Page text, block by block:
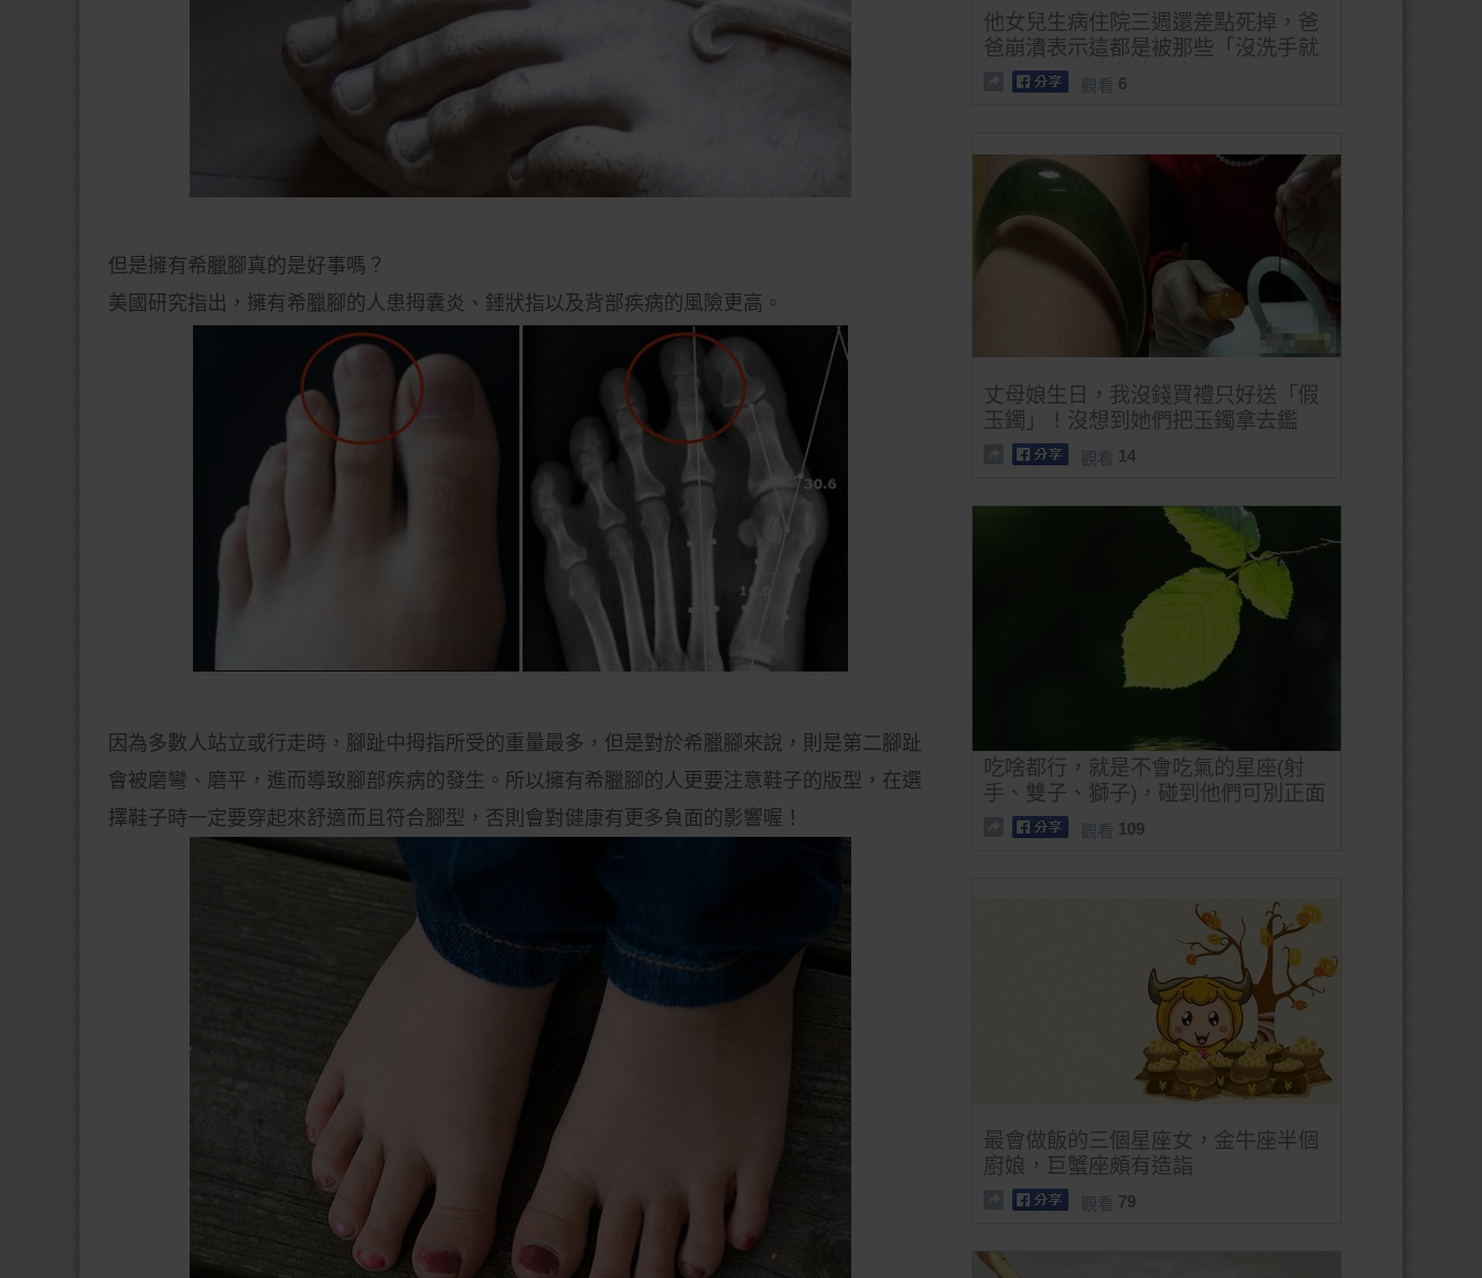
但是擁有希臘腳真的是好事嗎？
美國研究指出，擁有希臘腳的人患拇囊炎、錘狀指以及背部疾病的風險更高。
因為多數人站立或行走時，腳趾中拇指所受的重量最多，但是對於希臘腳來說，則是第二腳趾
會被磨彎、磨平，進而導致腳部疾病的發生。所以擁有希臘腳的人更要注意鞋子的版型，在選
擇鞋子時一定要穿起來舒適而且符合腳型，否則會對健康有更多負面的影響喔！
他女兒生病住院三週還差點死掉，爸
爸崩潰表示這都是被那些「沒洗手就
亂碰嬰兒」的人給害慘了啊！
觀看 6
丈母娘生日，我沒錢買禮只好送「假
玉鐲」！沒想到她們把玉鐲拿去鑑
定，最後的結局讓所有人下巴都掉下
來了...
觀看 14
吃啥都行，就是不會吃氣的星座(射
手、雙子、獅子)，碰到他們可別正面
觀看 109
最會做飯的三個星座女，金牛座半個
廚娘，巨蟹座頗有造詣
觀看 79